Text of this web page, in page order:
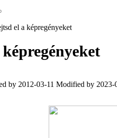
el a képregényeket
by 2012-03-11 Modified by 2023-